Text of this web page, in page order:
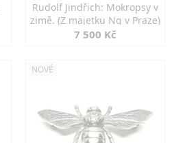
Rudolf Jindřich: Mokropsy v
zimě. (Z majetku Ng v Praze)
7 500 Kč
NOVÉ